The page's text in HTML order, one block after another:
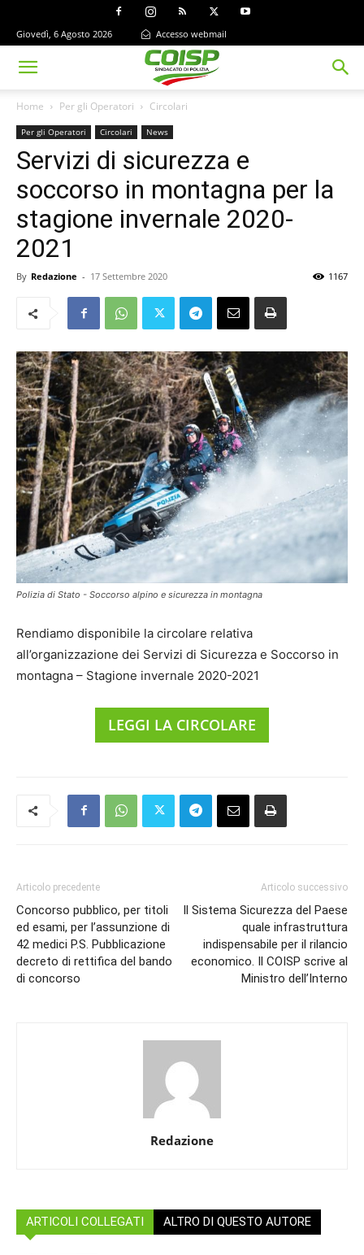
Giovedì, 6 Agosto 2026 Accesso webmail
Home Per gli Operatori Circolari
Per gli Operatori Circolari News
Servizi di sicurezza e
soccorso in montagna per la
stagione invernale 2020-
2021
By Redazione - 17 Settembre 2020 1167
Polizia di Stato - Soccorso alpino e sicurezza in montagna
Rendiamo disponibile la circolare relativa
all’organizzazione dei Servizi di Sicurezza e Soccorso in
montagna – Stagione invernale 2020-2021
LEGGI LA CIRCOLARE
Articolo precedente
Concorso pubblico, per titoli
ed esami, per l’assunzione di
42 medici P.S. Pubblicazione
decreto di rettifica del bando
di concorso
Articolo successivo
Il Sistema Sicurezza del Paese
quale infrastruttura
indispensabile per il rilancio
economico. Il COISP scrive al
Ministro dell’Interno
Redazione
ARTICOLI COLLEGATI ALTRO DI QUESTO AUTORE